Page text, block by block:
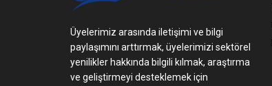
Üyelerimiz arasında iletişimi ve bilgi
paylaşımını arttırmak, üyelerimizi sektörel
yenilikler hakkında bilgili kılmak, araştırma
ve geliştirmeyi desteklemek için